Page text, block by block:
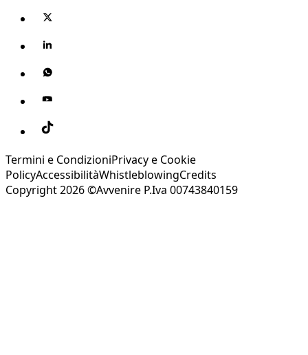
Termini e CondizioniPrivacy e Cookie
PolicyAccessibilitàWhistleblowingCredits
Copyright 2026 ©Avvenire P.Iva 00743840159